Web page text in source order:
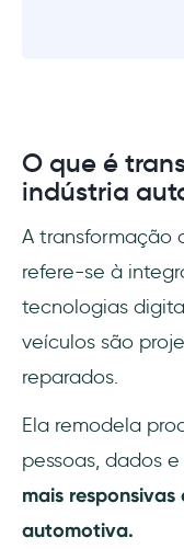
O que é
indústria
A transformação
refere-se à
tecnologias
veículos são
reparados.
Ela remodela
pessoas, dados
mais
automotiva.